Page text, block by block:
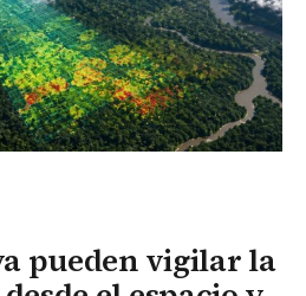
pueden vigilar la